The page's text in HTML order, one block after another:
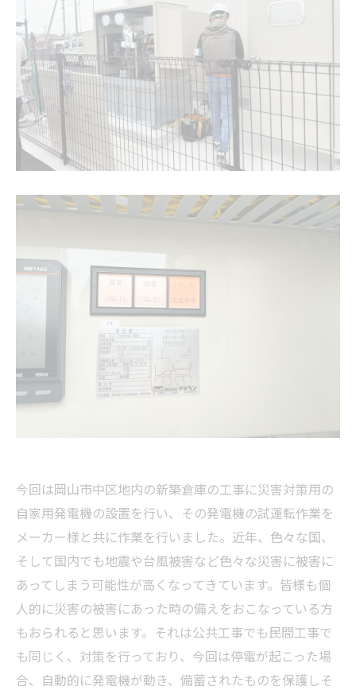
今回は岡山市中区地内の新築倉庫の工事に災害対策用の
自家用発電機の設置を行い、その発電機の試運転作業を
メーカー様と共に作業を行いました。近年、色々な国、
そして国内でも地震や台風被害など色々な災害に被害に
あってしまう可能性が高くなってきています。皆様も個
人的に災害の被害にあった時の備えをおこなっている方
もおられると思います。それは公共工事でも民間工事で
も同じく、対策を行っており、今回は停電が起こった場
合、自動的に発電機が動き、備蓄されたものを保護しそ